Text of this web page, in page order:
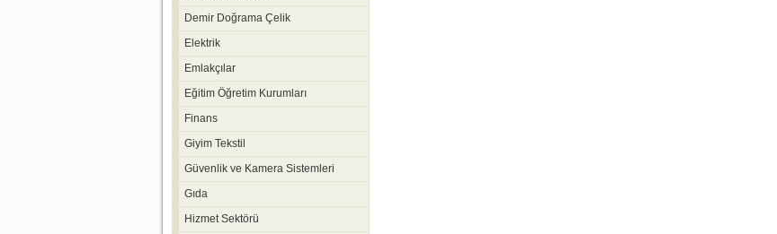
Demir Doğrama Çelik
Elektrik
Emlakçılar
Eğitim Öğretim Kurumları
Finans
Giyim Tekstil
Güvenlik ve Kamera Sistemleri
Gıda
Hizmet Sektörü